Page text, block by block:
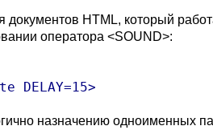
документов HTML, который
оператора <SOUND>:
назначению одноименных